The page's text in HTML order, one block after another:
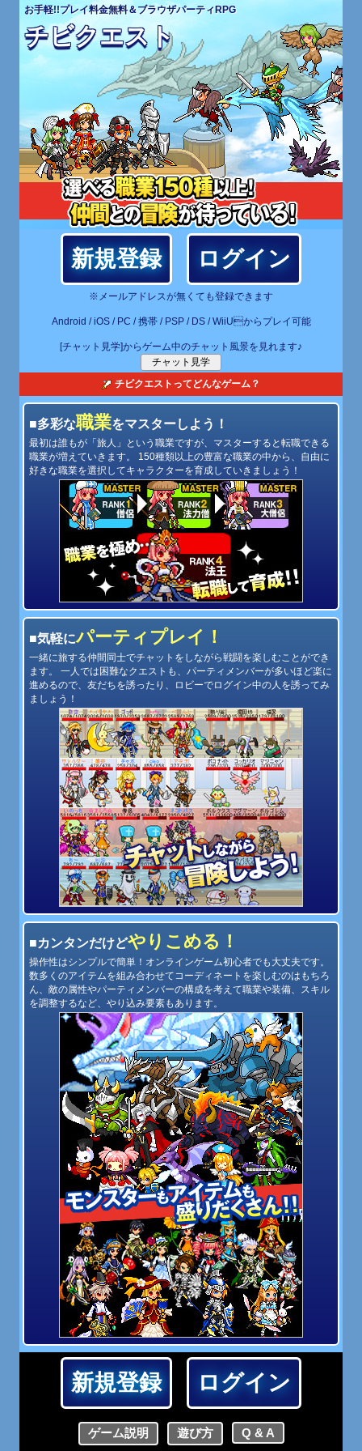
お手軽!!プレイ料金無料＆ブラウザパーティRPG
チビクエスト
新規登録 ログイン
※メールアドレスが無くても登録できます
Android / iOS / PC / 携帯 / PSP / DS / WiiUからプレイ可能
[チャット見学]からゲーム中のチャット風景を見れます♪
チビクエストってどんなゲーム？
■多彩な職業をマスターしよう！
最初は誰もが「旅人」という職業ですが、マスターすると転職できる
職業が増えていきます。 150種類以上の豊富な職業の中から、自由に
好きな職業を選択してキャラクターを育成していきましょう！
■気軽にパーティプレイ！
一緒に旅する仲間同士でチャットをしながら戦闘を楽しむことができ
ます。 一人では困難なクエストも、パーティメンバーが多いほど楽に
進めるので、友だちを誘ったり、ロビーでログイン中の人を誘ってみ
ましょう！
■カンタンだけどやりこめる！
操作性はシンプルで簡単！オンラインゲーム初心者でも大丈夫です。
数多くのアイテムを組み合わせてコーディネートを楽しむのはもちろ
ん、敵の属性やパーティメンバーの構成を考えて職業や装備、スキル
を調整するなど、やり込み要素もあります。
新規登録 ログイン
ゲーム説明 遊び方 Q & A